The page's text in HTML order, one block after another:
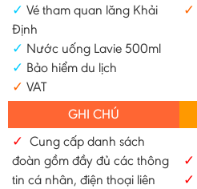
✓ Vé tham quan lăng Khải
Định
✓ Nước uống Lavie 500ml
✓ Bảo hiểm du lịch
✓ VAT
✓
GHI CHÚ
✓ Cung cấp danh sách
đoàn gồm đầy đủ các thông
tin cá nhân, điện thoại liên
✓
✓